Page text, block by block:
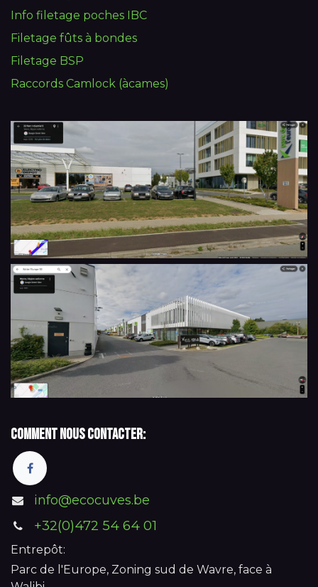
Info filetage poches IBC
Filetage fûts à bondes
Filetage BSP
Raccords Camlock (àcames)
Comment nous contacter:
info@ecocuves.be
+32(0)472 54 64 01
Entrepôt:
Parc de l'Europe, Zoning sud de Wavre, face à